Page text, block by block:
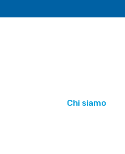
Chi siamo